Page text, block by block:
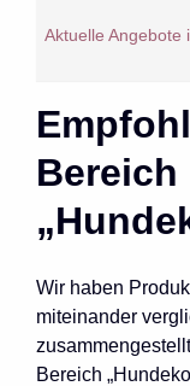
Aktuelle Angebote
Bereich
Wir haben
miteinander
Bereich